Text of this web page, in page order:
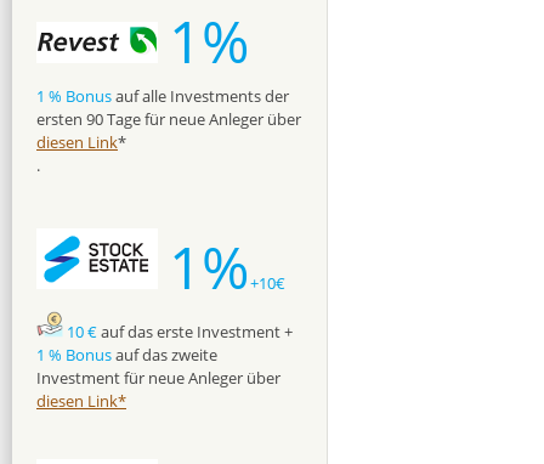
1%
1 % Bonusauf alle Investments der
ersten 90 Tage für neue Anleger über
diesen Link*
.
1%+10€
10 €auf das erste Investment +
1 % Bonusauf das zweite
Investment für neue Anleger über
diesen Link*